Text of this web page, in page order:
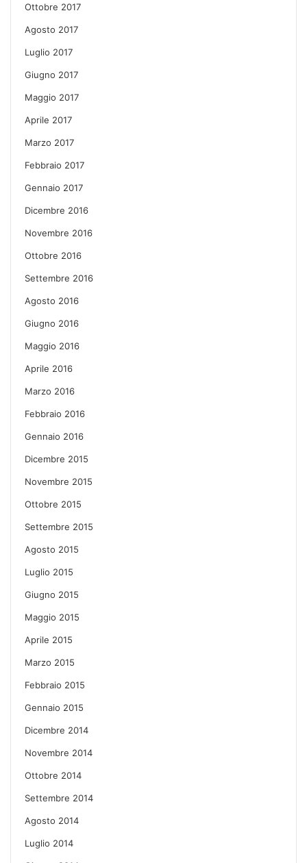
Ottobre 2017
Agosto 2017
Luglio 2017
Giugno 2017
Maggio 2017
Aprile 2017
Marzo 2017
Febbraio 2017
Gennaio 2017
Dicembre 2016
Novembre 2016
Ottobre 2016
Settembre 2016
Agosto 2016
Giugno 2016
Maggio 2016
Aprile 2016
Marzo 2016
Febbraio 2016
Gennaio 2016
Dicembre 2015
Novembre 2015
Ottobre 2015
Settembre 2015
Agosto 2015
Luglio 2015
Giugno 2015
Maggio 2015
Aprile 2015
Marzo 2015
Febbraio 2015
Gennaio 2015
Dicembre 2014
Novembre 2014
Ottobre 2014
Settembre 2014
Agosto 2014
Luglio 2014